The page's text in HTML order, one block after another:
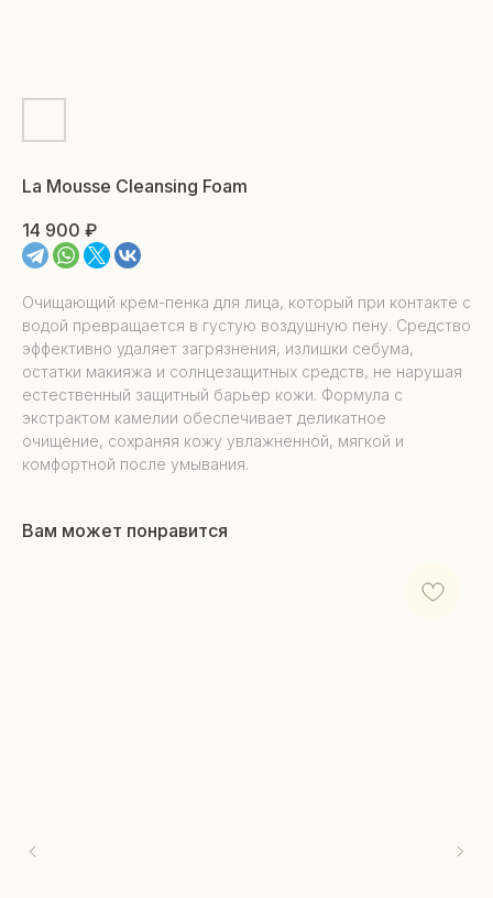
La Mousse Cleansing Foam
14 900 ₽
Очищающий крем-пенка для лица, который при контакте с
водой превращается в густую воздушную пену. Средство
эффективно удаляет загрязнения, излишки себума,
остатки макияжа и солнцезащитных средств, не нарушая
естественный защитный барьер кожи. Формула с
экстрактом камелии обеспечивает деликатное
очищение, сохраняя кожу увлажненной, мягкой и
комфортной после умывания.
Вам может понравится